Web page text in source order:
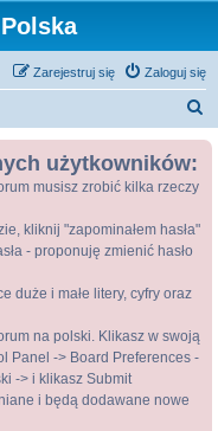
Zaloguj się
Zarejestruj się
użytkowników:
musisz zrobić kilka rzeczy
kliknij "zapominałem hasła"
- proponuję zmienić hasło
duże i małe litery, cyfry oraz
na polski. Klikasz w swoją
Panel -> Board Preferences -
-> i klikasz Submit
i będą dodawane nowe